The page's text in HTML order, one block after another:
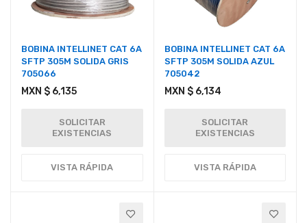
BOBINA INTELLINET CAT 6A
SFTP 305M SOLIDA GRIS
705066
MXN $ 6,135
SOLICITAR
EXISTENCIAS
VISTA RÁPIDA
BOBINA INTELLINET CAT 6A
SFTP 305M SOLIDA AZUL
705042
MXN $ 6,134
SOLICITAR
EXISTENCIAS
VISTA RÁPIDA